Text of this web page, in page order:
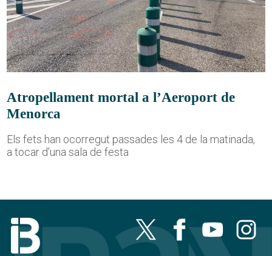
Atropellament mortal a l’Aeroport de
Menorca
Els fets han ocorregut passades les 4 de la matinada,
a tocar d'una sala de festa